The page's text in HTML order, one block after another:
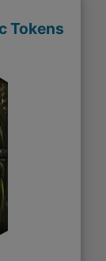
Tokens